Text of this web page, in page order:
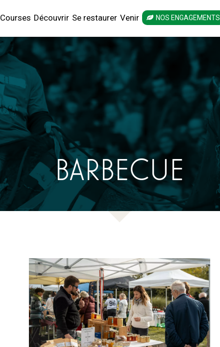
Courses Découvrir Se restaurer Venir NOS ENGAGEMENTS
BARBECUE